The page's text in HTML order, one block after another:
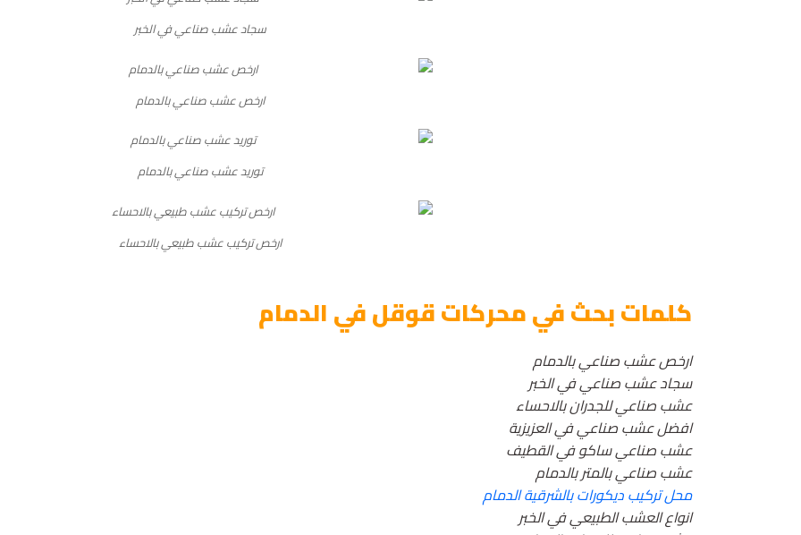
سجاد عشب صناعي في الخبر
ارخص عشب صناعي بالدمام
توريد عشب صناعي بالدمام
ارخص تركيب عشب طبيعي بالاحساء
كلمات بحث في محركات قوقل في الدمام
ارخص عشب صناعي بالدمام
سجاد عشب صناعي في الخبر
عشب صناعي للجدران بالاحساء
افضل عشب صناعي في العزيزية
عشب صناعي ساكو في القطيف
عشب صناعي بالمتر بالدمام
محل تركيب ديكورات بالشرقية الدمام
انواع العشب الطبيعي في الخبر